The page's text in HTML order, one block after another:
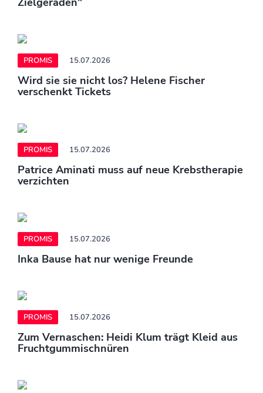
PROMIS 15.07.2026
Wird sie sie nicht los? Helene Fischer
verschenkt Tickets
PROMIS 15.07.2026
Patrice Aminati muss auf neue Krebstherapie
verzichten
PROMIS 15.07.2026
Inka Bause hat nur wenige Freunde
PROMIS 15.07.2026
Zum Vernaschen: Heidi Klum trägt Kleid aus
Fruchtgummischnüren